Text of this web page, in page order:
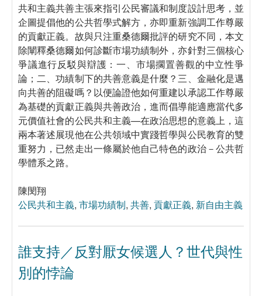
共和主義共善主張來指引公民審議和制度設計思考，並
企圖提倡他的公共哲學式解方，亦即重新強調工作尊嚴
的貢獻正義。故與只注重桑德爾批評的研究不同，本文
除闡釋桑德爾如何診斷市場功績制外，亦針對三個核心
爭議進行反駁與辯護：一、市場擱置善觀的中立性爭
論；二、功績制下的共善意義是什麼？三、金融化是邁
向共善的阻礙嗎？以便論證他如何重建以承認工作尊嚴
為基礎的貢獻正義與共善政治，進而倡導能適應當代多
元價值社會的公民共和主義—在政治思想的意義上，這
兩本著述展現他在公共領域中實踐哲學與公民教育的雙
重努力，已然走出一條屬於他自己特色的政治－公共哲
學體系之路。
陳閔翔
公民共和主義, 市場功績制, 共善, 貢獻正義, 新自由主義
誰支持／反對厭女候選人？世代與性
別的悖論